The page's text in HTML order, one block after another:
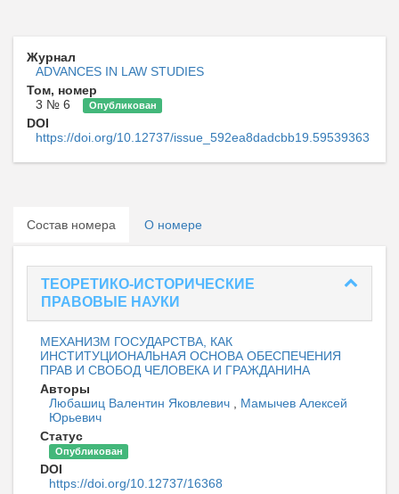
Журнал
ADVANCES IN LAW STUDIES
Том, номер
3 № 6
Опубликован
DOI
https://doi.org/10.12737/issue_592ea8dadcbb19.59539363
Состав номера О номере
ТЕОРЕТИКО-ИСТОРИЧЕСКИЕ
ПРАВОВЫЕ НАУКИ
МЕХАНИЗМ ГОСУДАРСТВА, КАК
ИНСТИТУЦИОНАЛЬНАЯ ОСНОВА ОБЕСПЕЧЕНИЯ
ПРАВ И СВОБОД ЧЕЛОВЕКА И ГРАЖДАНИНА
Авторы
Любашиц Валентин Яковлевич
Мамычев Алексей
Юрьевич
Статус
Опубликован
DOI
https://doi.org/10.12737/16368